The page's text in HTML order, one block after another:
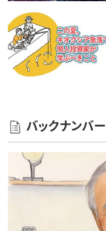
バックナンバー